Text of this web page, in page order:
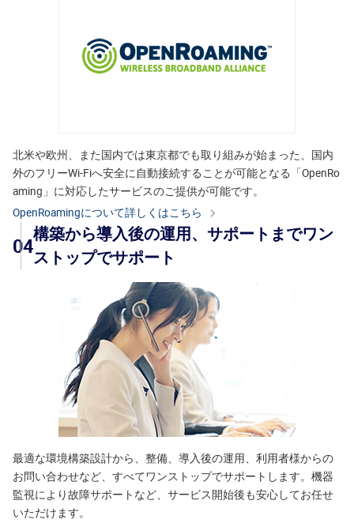
北米や欧州、また国内では東京都でも取り組みが始まった、国内
外のフリーWi-Fiへ安全に自動接続することが可能となる「OpenRo
aming」に対応したサービスのご提供が可能です。
OpenRoamingについて詳しくはこちら
04構築から導入後の運用、サポートまでワン
ストップでサポート
最適な環境構築設計から、整備、導入後の運用、利用者様からの
お問い合わせなど、すべてワンストップでサポートします。機器
監視により故障サポートなど、サービス開始後も安心してお任せ
いただけます。